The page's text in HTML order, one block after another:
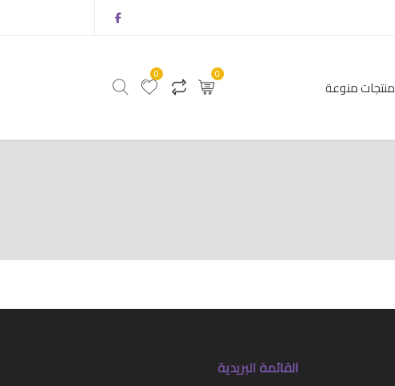
منتجات منوعة
0
0
0
0
القائمة البريدية